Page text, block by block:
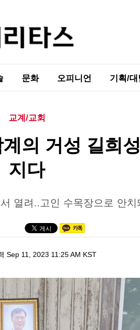
문화 오피니언 기획/대
교계/교회
의 거성 길희
지다
열려..고인 수목장으로 안치
Sep 11, 2023 11:25 AM KST